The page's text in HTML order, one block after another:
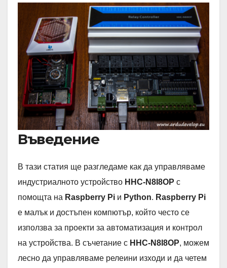
Въведение
В тази статия ще разгледаме как да управляваме
индустриалното устройство HHC-N8I8OP с
помощта на Raspberry Pi и Python. Raspberry Pi
е малък и достъпен компютър, който често се
използва за проекти за автоматизация и контрол
на устройства. В съчетание с HHC-N8I8OP, можем
лесно да управляваме релеини изходи и да четем